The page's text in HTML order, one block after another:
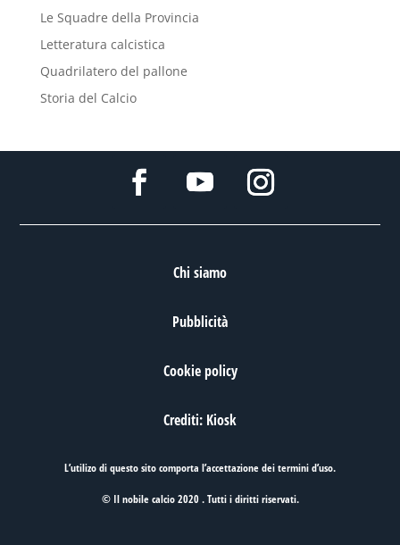
Le Squadre della Provincia
Letteratura calcistica
Quadrilatero del pallone
Storia del Calcio
Chi siamo
Pubblicità
Cookie policy
Crediti: Kiosk
L’utilizo di questo sito comporta l’accettazione deitermini d’uso.
© Il nobile calcio 2020 . Tutti i diritti riservati.